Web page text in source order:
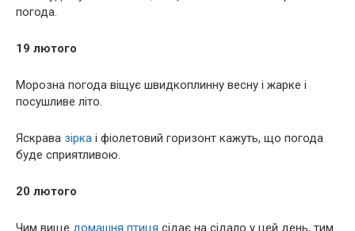
погода.
19 лютого
Морозна погода віщує швидкоплинну весну і жарке і
посушливе літо.
Яскрава зірка і фіолетовий горизонт кажуть, що погода
буде сприятливою.
20 лютого
Чим вище домашня птиця сідає на сідало у цей день, тим